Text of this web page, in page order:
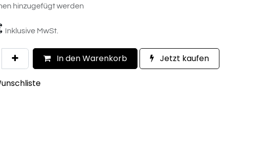
hinzugefügt werden
Inklusive MwSt.
In den Warenkorb Jetzt kaufen